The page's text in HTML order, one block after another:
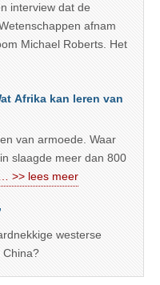
interview dat de
afnam
Michael Roberts. Het
Afrika kan leren van
van armoede. Waar
slaagde meer dan 800
… >> lees meer
westerse
China?